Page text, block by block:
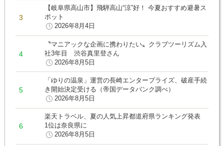
【岐阜県高山市】飛騨高山“涼”好！ 今夏おすすめ避暑ス
ポット
2026年8月4日
〝マニアックな企画に携わりたい〟クラブツーリズム入
社3年目 渋谷真里登さん
2026年8月5日
「ゆりの温泉」運営の長崎エンタープライズ、破産手続
き開始決定受ける（帝国データバンク調べ）
2026年8月5日
楽天トラベル、夏の人気上昇都道府県ランキング発表
1位は奈良県に
2026年8月5日